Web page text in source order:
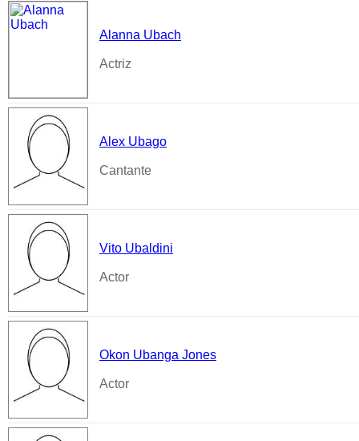
Alanna Ubach
Actriz
Alex Ubago
Cantante
Vito Ubaldini
Actor
Okon Ubanga Jones
Actor